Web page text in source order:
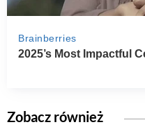
Zobacz również